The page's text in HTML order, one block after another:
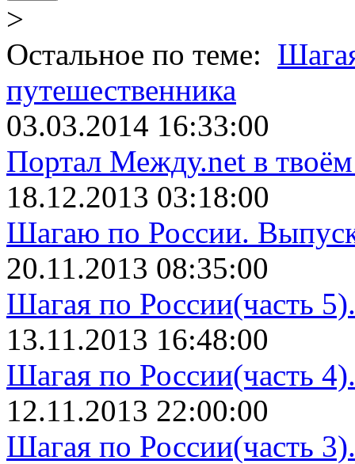
>
Остальное по теме:
путешественника
03.03.2014 16:33:00
Портал Между.net в твоём
18.12.2013 03:18:00
Шагаю по России.
20.11.2013 08:35:00
Шагая по России(часть 5).
13.11.2013 16:48:00
Шагая по России(часть 4).
12.11.2013 22:00:00
Шагая по России(часть 3).